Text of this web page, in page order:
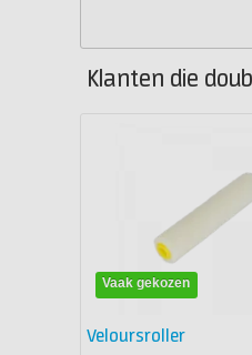
Klanten die
Vaak gekozen
Veloursroller